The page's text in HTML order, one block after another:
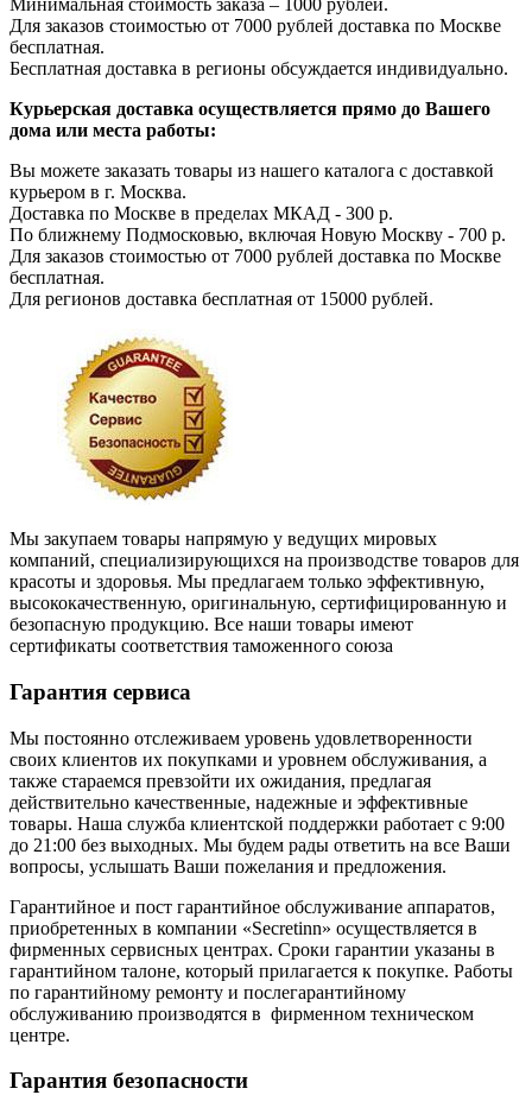
Минимальная стоимость заказа – 1000 рублей.
Для заказов стоимостью от 7000 рублей доставка по Москве
бесплатная.
Бесплатная доставка в регионы обсуждается индивидуально.
Курьерская доставка осуществляется прямо до Вашего
дома или места работы:
Вы можете заказать товары из нашего каталога с доставкой
курьером в г. Москва.
Доставка по Москве в пределах МКАД - 300 р.
По ближнему Подмосковью, включая Новую Москву - 700 р.
Для заказов стоимостью от 7000 рублей доставка по Москве
бесплатная.
Для регионов доставка бесплатная от 15000 рублей.
Мы закупаем товары напрямую у ведущих мировых
компаний, специализирующихся на производстве товаров для
красоты и здоровья. Мы предлагаем только эффективную,
высококачественную, оригинальную, сертифицированную и
безопасную продукцию. Все наши товары имеют
сертификаты соответствия таможенного союза
Гарантия сервиса
Мы постоянно отслеживаем уровень удовлетворенности
своих клиентов их покупками и уровнем обслуживания, а
также стараемся превзойти их ожидания, предлагая
действительно качественные, надежные и эффективные
товары. Наша служба клиентской поддержки работает с 9:00
до 21:00 без выходных. Мы будем рады ответить на все Ваши
вопросы, услышать Ваши пожелания и предложения.
Гарантийное и пост гарантийное обслуживание аппаратов,
приобретенных в компании «Secretinn» осуществляется в
фирменных сервисных центрах. Сроки гарантии указаны в
гарантийном талоне, который прилагается к покупке. Работы
по гарантийному ремонту и послегарантийному
обслуживанию производятся в фирменном техническом
центре.
Гарантия безопасности